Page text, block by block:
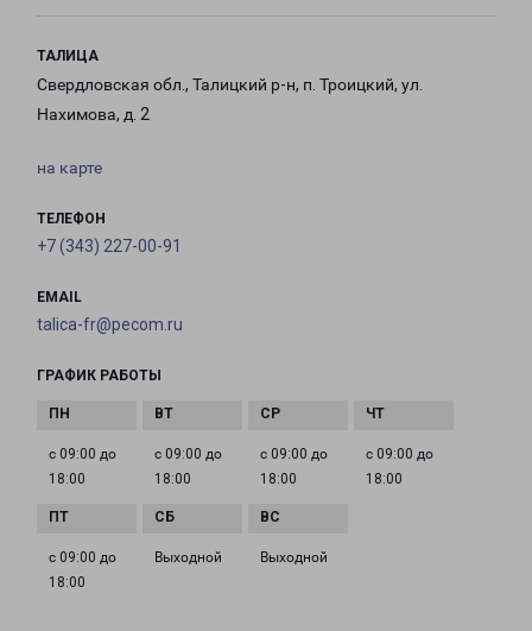
ТАЛИЦА
Свердловская обл., Талицкий р-н, п. Троицкий, ул.
Нахимова, д. 2
на карте
ТЕЛЕФОН
+7 (343) 227-00-91
EMAIL
talica-fr@pecom.ru
ГРАФИК РАБОТЫ
с 09:00 до
18:00
с 09:00 до
18:00
с 09:00 до
18:00
с 09:00 до
18:00
с 09:00 до
18:00
Выходной Выходной